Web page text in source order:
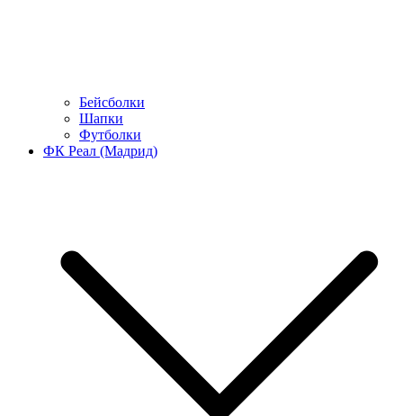
Бейсболки
Шапки
Футболки
ФК Реал (Мадрид)